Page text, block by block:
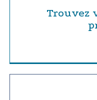
Trouvez